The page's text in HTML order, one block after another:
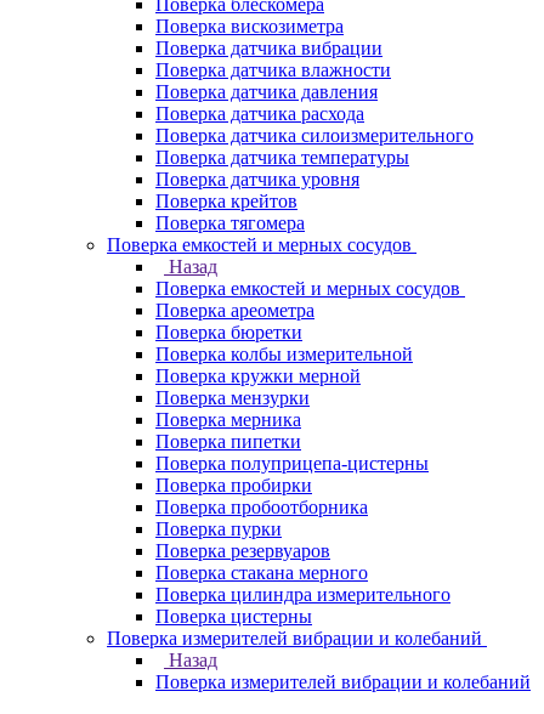
Поверка блескомера
Поверка вискозиметра
Поверка датчика вибрации
Поверка датчика влажности
Поверка датчика давления
Поверка датчика расхода
Поверка датчика силоизмерительного
Поверка датчика температуры
Поверка датчика уровня
Поверка крейтов
Поверка тягомера
Поверка емкостей и мерных сосудов
Назад
Поверка емкостей и мерных сосудов
Поверка ареометра
Поверка бюретки
Поверка колбы измерительной
Поверка кружки мерной
Поверка мензурки
Поверка мерника
Поверка пипетки
Поверка полуприцепа-цистерны
Поверка пробирки
Поверка пробоотборника
Поверка пурки
Поверка резервуаров
Поверка стакана мерного
Поверка цилиндра измерительного
Поверка цистерны
Поверка измерителей вибрации и колебаний
Назад
Поверка измерителей вибрации и колебаний